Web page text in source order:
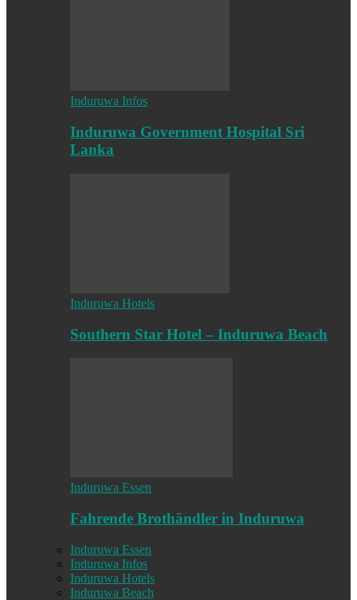
Induruwa Infos
Induruwa Government Hospital Sri
Lanka
Induruwa Hotels
Southern Star Hotel – Induruwa Beach
Induruwa Essen
Fahrende Brothändler in Induruwa
Induruwa Essen
Induruwa Infos
Induruwa Hotels
Induruwa Beach